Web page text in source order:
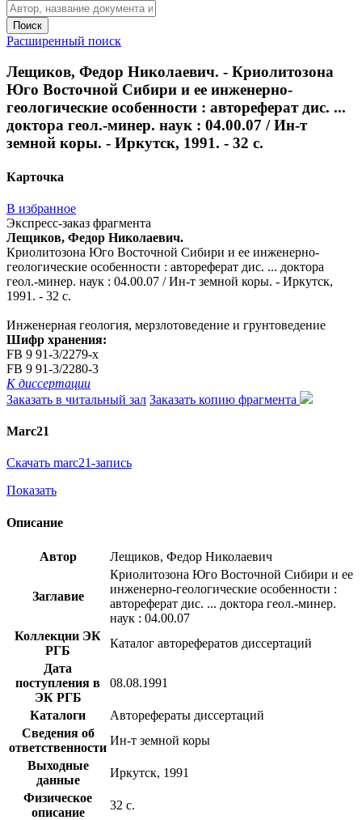
Поиск
Расширенный поиск
Лещиков, Федор Николаевич. - Криолитозона
Юго Восточной Сибири и ее инженерно-
геологические особенности : автореферат дис. ...
доктора геол.-минер. наук : 04.00.07 / Ин-т
земной коры. - Иркутск, 1991. - 32 с.
Карточка
В избранное
Экспресс-заказ фрагмента
Лещиков, Федор Николаевич.
Криолитозона Юго Восточной Сибири и ее инженерно-
геологические особенности : автореферат дис. ... доктора
геол.-минер. наук : 04.00.07 / Ин-т земной коры. - Иркутск,
1991. - 32 с.
Инженерная геология, мерзлотоведение и грунтоведение
Шифр хранения:
FB 9 91-3/2279-x
FB 9 91-3/2280-3
К диссертации
Заказать в читальный зал Заказать копию фрагмента
Marc21
Скачать marc21-запись
Показать
Описание
Автор Лещиков, Федор Николаевич
Заглавие
Криолитозона Юго Восточной Сибири и ее
инженерно-геологические особенности :
автореферат дис. ... доктора геол.-минер.
наук : 04.00.07
Коллекции ЭК
РГБ
Каталог авторефератов диссертаций
Дата
поступления в
ЭК РГБ
08.08.1991
Каталоги
Авторефераты диссертаций
Сведения об
ответственности
Ин-т земной коры
Выходные
данные
Иркутск, 1991
Физическое
описание
32 с.